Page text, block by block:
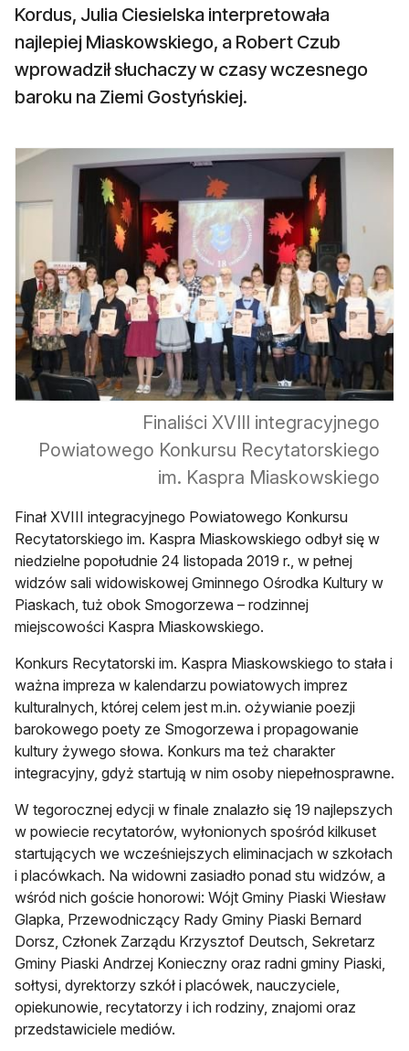
Kordus, Julia Ciesielska interpretowała
najlepiej Miaskowskiego, a Robert Czub
wprowadził słuchaczy w czasy wczesnego
baroku na Ziemi Gostyńskiej.
Finaliści XVIII integracyjnego
Powiatowego Konkursu Recytatorskiego
im. Kaspra Miaskowskiego
Finał XVIII integracyjnego Powiatowego Konkursu
Recytatorskiego im. Kaspra Miaskowskiego odbył się w
niedzielne popołudnie 24 listopada 2019 r., w pełnej
widzów sali widowiskowej Gminnego Ośrodka Kultury w
Piaskach, tuż obok Smogorzewa – rodzinnej
miejscowości Kaspra Miaskowskiego.
Konkurs Recytatorski im. Kaspra Miaskowskiego to stała i
ważna impreza w kalendarzu powiatowych imprez
kulturalnych, której celem jest m.in. ożywianie poezji
barokowego poety ze Smogorzewa i propagowanie
kultury żywego słowa. Konkurs ma też charakter
integracyjny, gdyż startują w nim osoby niepełnosprawne.
W tegorocznej edycji w finale znalazło się 19 najlepszych
w powiecie recytatorów, wyłonionych spośród kilkuset
startujących we wcześniejszych eliminacjach w szkołach
i placówkach. Na widowni zasiadło ponad stu widzów, a
wśród nich goście honorowi: Wójt Gminy Piaski Wiesław
Glapka, Przewodniczący Rady Gminy Piaski Bernard
Dorsz, Członek Zarządu Krzysztof Deutsch, Sekretarz
Gminy Piaski Andrzej Konieczny oraz radni gminy Piaski,
sołtysi, dyrektorzy szkół i placówek, nauczyciele,
opiekunowie, recytatorzy i ich rodziny, znajomi oraz
przedstawiciele mediów.